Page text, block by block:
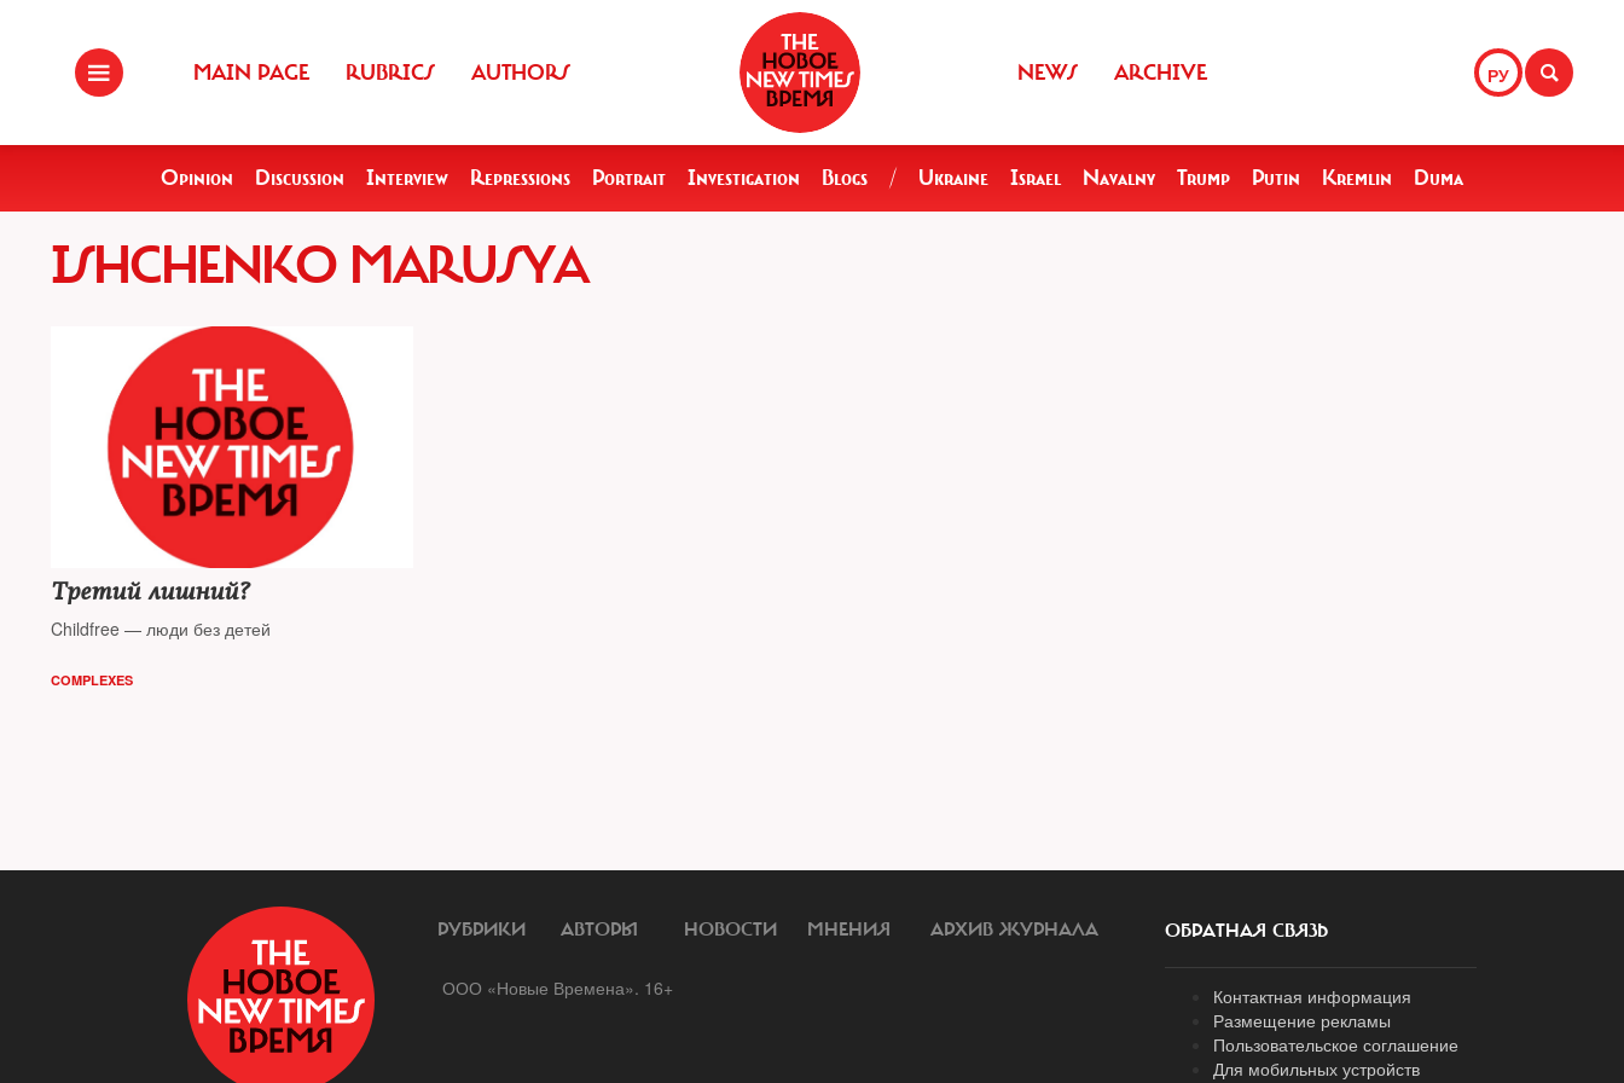
MAIN PAGE RUBRICS AUTHORS РУ
NEWS ARCHIVE
Opinion Discussion Interview Repressions Portrait Investigation Blogs / Ukraine Israel Navalny Trump Putin Kremlin Duma
ISHCHENKO MARUSYA
Третий лишний?
Childfree — люди без детей
COMPLEXES
РУБРИКИ АВТОРЫ НОВОСТИ МНЕНИЯ АРХИВ ЖУРНАЛА
ООО «Новые Времена». 16+
ОБРАТНАЯ СВЯЗЬ
Контактная информация
Размещение рекламы
Пользовательское соглашение
Для мобильных устройств